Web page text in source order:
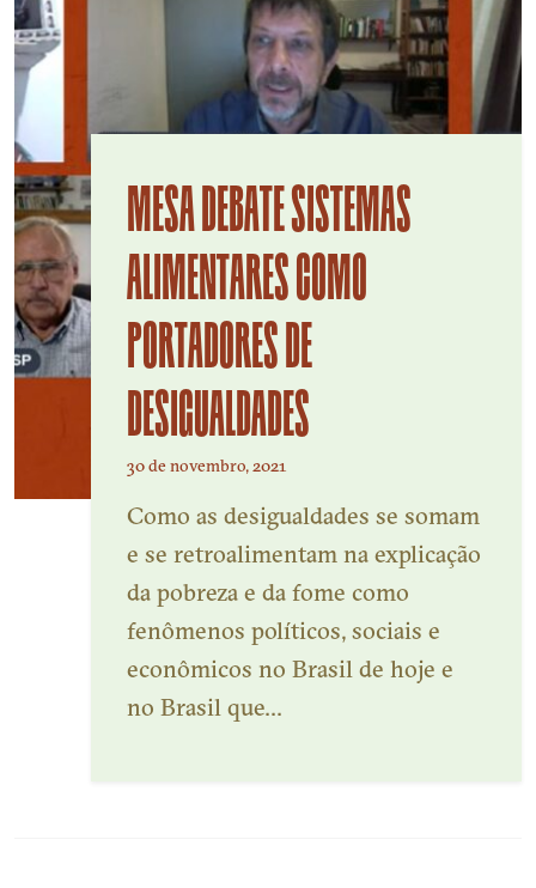
MESA DEBATE SISTEMAS
ALIMENTARES COMO
PORTADORES DE
DESIGUALDADES
30 de novembro, 2021
Como as desigualdades se somam
e se retroalimentam na explicação
da pobreza e da fome como
fenômenos políticos, sociais e
econômicos no Brasil de hoje e
no Brasil que...